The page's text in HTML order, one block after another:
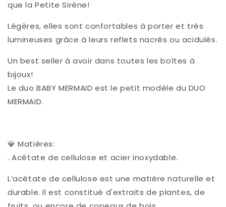
que la Petite Sirène!
Légères, elles sont confortables à porter et très
lumineuses grâce à leurs reflets nacrés ou acidulés.
Un best seller à avoir dans toutes les boîtes à
bijoux!
Le duo BABY MERMAID est le petit modèle du DUO
MERMAID.
💎 Matières:
. Acétate de cellulose et acier inoxydable.
L’acétate de cellulose est une matière naturelle et
durable. Il est constitué d'extraits de plantes, de